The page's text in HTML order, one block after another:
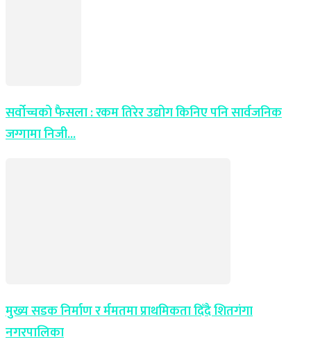
सर्वोच्चको फैसला : रकम तिरेर उद्योग किनिए पनि सार्वजनिक
जग्गामा निजी...
मुख्य सडक निर्माण र र्ममतमा प्राथमिकता दिँदै शितगंगा
नगरपालिका